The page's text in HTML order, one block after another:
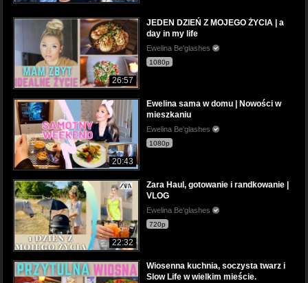
26:57
JEDEN DZIEŃ Z MOJEGO ŻYCIA | a
day in my life
Ewelina Be'glashes
1080p
20:43
Ewelina sama w domu | Nowości w
mieszkaniu
Ewelina Be'glashes
1080p
22:32
Zara Haul, gotowanie i randkowanie |
VLOG
Ewelina Be'glashes
720p
Wiosenna kuchnia, soczysta twarz i
Slow Life w wielkim mieście.